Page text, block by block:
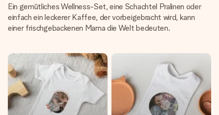
Ein gemütliches Wellness-Set, eine Schachtel Pralinen oder
einfach ein leckerer Kaffee, der vorbeigebracht wird, kann
einer frischgebackenen Mama die Welt bedeuten.